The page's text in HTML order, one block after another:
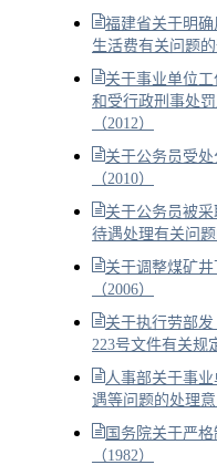
福建省关于明
生活费有关问题的
关于事业单位
和受行政刑事处
（2012）
关于公务员受
（2010）
关于公务员被
待遇处理有关问题
关于调整煤矿
（2006）
关于执行劳部发
223号文件有关规
人事部关于事
遇等问题的处理意
国务院关于严
（1982）